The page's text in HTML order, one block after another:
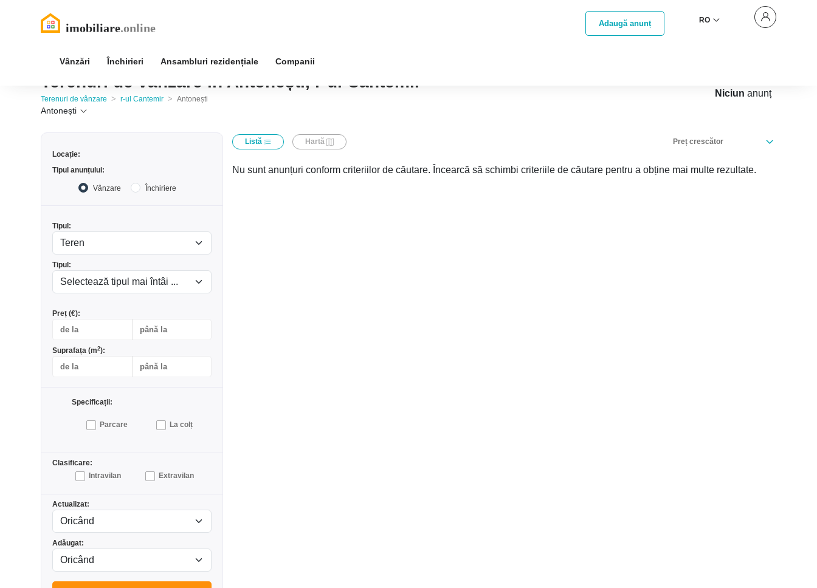
Adaugă anunț RO
Vânzări Închirieri Ansambluri rezidențiale Companii
Terenuri de vânzare în Antonești, r-ul Cantemir
Terenuri de vânzare > r-ul Cantemir > Antonești
Antonești
Niciun anunț
Locație:
Tipul anunțului:
Vânzare Închiriere
Tipul:
Tipul:
Preț (€):
Suprafața (m2):
Specificații:
Parcare La colț
Clasificare:
Intravilan
Extravilan
Actualizat:
Adăugat:
Listă Hartă Preț crescător
Nu sunt anunțuri conform criteriilor de căutare. Încearcă să schimbi criteriile de căutare pentru a obține mai multe rezultate.